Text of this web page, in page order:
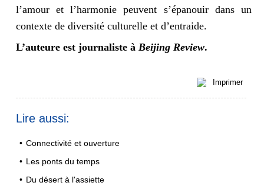
l’amour et l’harmonie peuvent s’épanouir dans un
contexte de diversité culturelle et d’entraide.
L’auteure est journaliste à Beijing Review.
Imprimer
Lire aussi:
• Connectivité et ouverture
• Les ponts du temps
• Du désert à l'assiette